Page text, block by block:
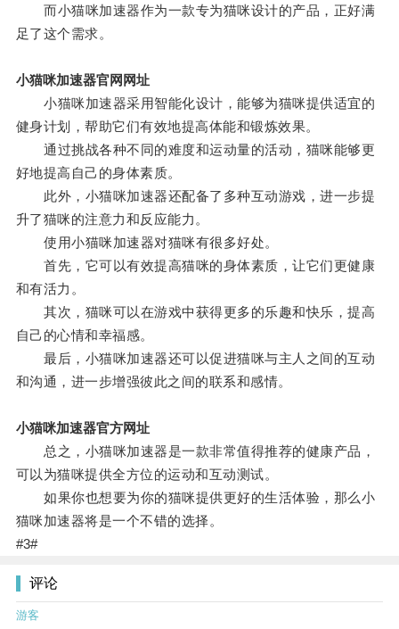
而小猫咪加速器作为一款专为猫咪设计的产品，正好满
足了这个需求。
小猫咪加速器官网网址
小猫咪加速器采用智能化设计，能够为猫咪提供适宜的
健身计划，帮助它们有效地提高体能和锻炼效果。
通过挑战各种不同的难度和运动量的活动，猫咪能够更
好地提高自己的身体素质。
此外，小猫咪加速器还配备了多种互动游戏，进一步提
升了猫咪的注意力和反应能力。
使用小猫咪加速器对猫咪有很多好处。
首先，它可以有效提高猫咪的身体素质，让它们更健康
和有活力。
其次，猫咪可以在游戏中获得更多的乐趣和快乐，提高
自己的心情和幸福感。
最后，小猫咪加速器还可以促进猫咪与主人之间的互动
和沟通，进一步增强彼此之间的联系和感情。
小猫咪加速器官方网址
总之，小猫咪加速器是一款非常值得推荐的健康产品，
可以为猫咪提供全方位的运动和互动测试。
如果你也想要为你的猫咪提供更好的生活体验，那么小
猫咪加速器将是一个不错的选择。
#3#
评论
游客